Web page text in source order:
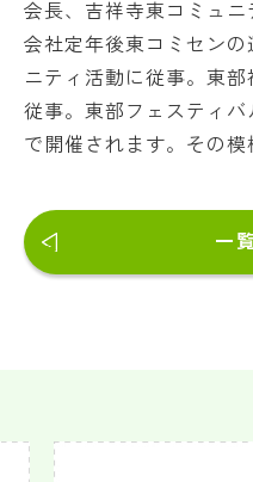
会長、吉祥寺東コミュ
会社定年後東コミセン
ニティ活動に従事。東
従事。東部フェスティ
で開催されます。その模
一